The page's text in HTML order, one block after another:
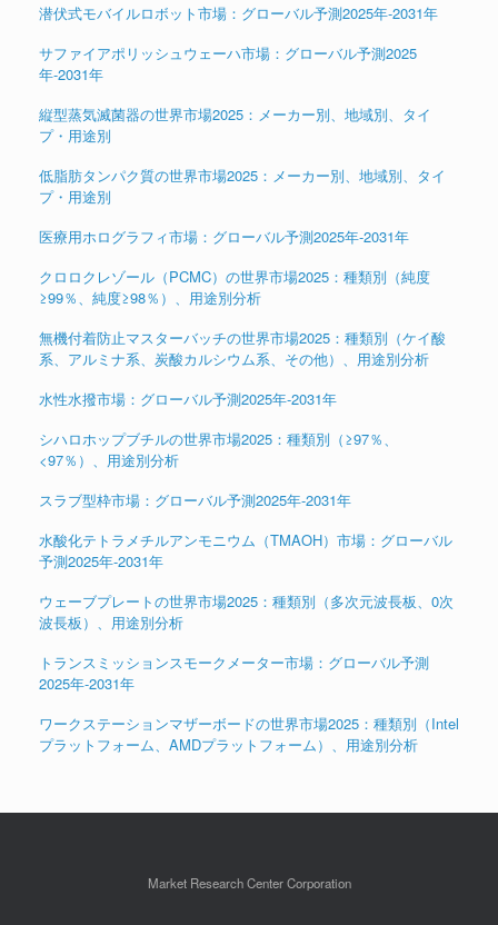
潜伏式モバイルロボット市場：グローバル予測2025年-2031年
サファイアポリッシュウェーハ市場：グローバル予測2025
年-2031年
縦型蒸気滅菌器の世界市場2025：メーカー別、地域別、タイ
プ・用途別
低脂肪タンパク質の世界市場2025：メーカー別、地域別、タイ
プ・用途別
医療用ホログラフィ市場：グローバル予測2025年-2031年
クロロクレゾール（PCMC）の世界市場2025：種類別（純度
≥99％、純度≥98％）、用途別分析
無機付着防止マスターバッチの世界市場2025：種類別（ケイ酸
系、アルミナ系、炭酸カルシウム系、その他）、用途別分析
水性水撥市場：グローバル予測2025年-2031年
シハロホップブチルの世界市場2025：種類別（≥97％、
<97％）、用途別分析
スラブ型枠市場：グローバル予測2025年-2031年
水酸化テトラメチルアンモニウム（TMAOH）市場：グローバル
予測2025年-2031年
ウェーブプレートの世界市場2025：種類別（多次元波長板、0次
波長板）、用途別分析
トランスミッションスモークメーター市場：グローバル予測
2025年-2031年
ワークステーションマザーボードの世界市場2025：種類別（Intel
プラットフォーム、AMDプラットフォーム）、用途別分析
Market Research Center Corporation